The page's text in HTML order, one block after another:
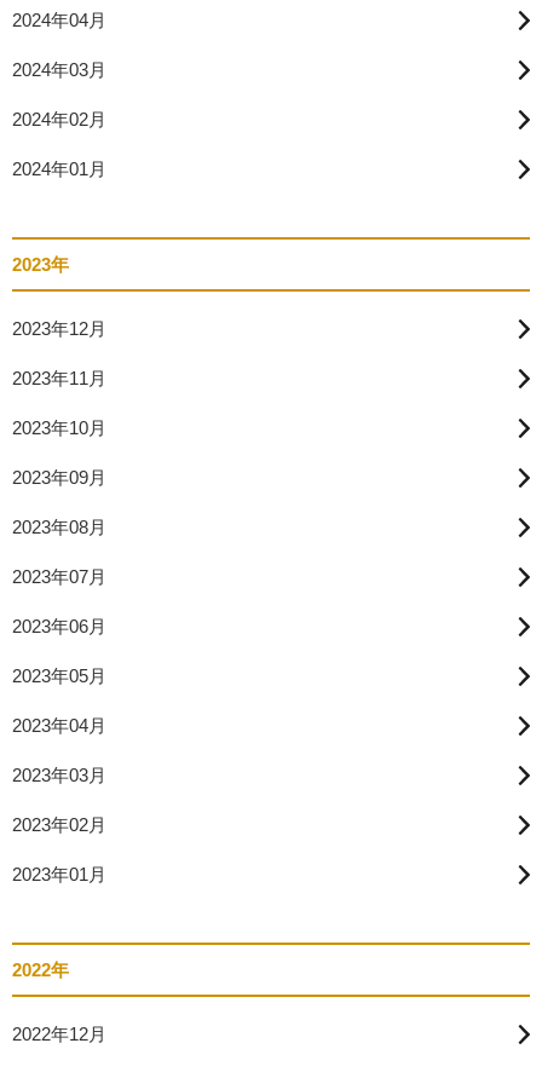
2024年04月
2024年03月
2024年02月
2024年01月
2023年
2023年12月
2023年11月
2023年10月
2023年09月
2023年08月
2023年07月
2023年06月
2023年05月
2023年04月
2023年03月
2023年02月
2023年01月
2022年
2022年12月